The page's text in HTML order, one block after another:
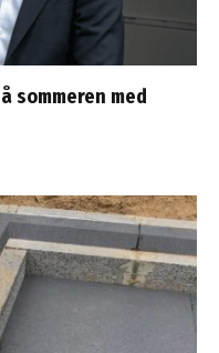
sommeren med